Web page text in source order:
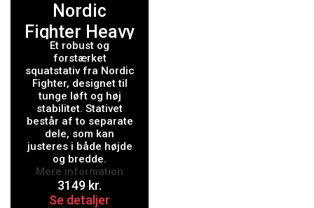
Nordic
Fighter Heavy
Duty Squat
Stand
Et robust og
forstærket
squatstativ fra Nordic
Fighter, designet til
tunge løft og høj
stabilitet. Stativet
består af to separate
dele, som kan
justeres i både højde
og bredde.
3149 kr.
Se detaljer
Mere information